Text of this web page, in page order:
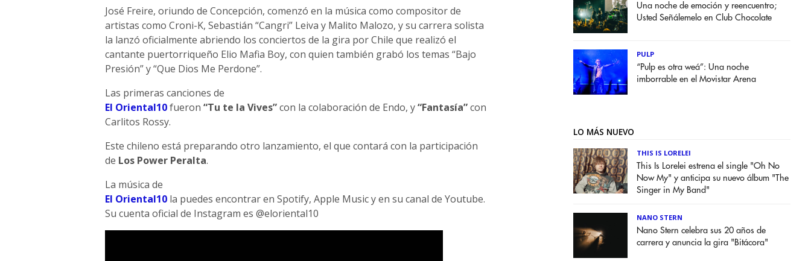
José Freire, oriundo de Concepción, comenzó en la música como compositor de
artistas como Croni-K, Sebastián “Cangri” Leiva y Malito Malozo, y su carrera solista
la lanzó oficialmente abriendo los conciertos de la gira por Chile que realizó el
cantante puertorriqueño Elio Mafia Boy, con quien también grabó los temas “Bajo
Presión” y “Que Dios Me Perdone”.
Las primeras canciones de
El Oriental10fueron “Tu te la Vives”con la colaboración de Endo, y“Fantasía”con
Carlitos Rossy.
Este chileno está preparando otro lanzamiento, el que contará con la participación
de Los Power Peralta.
La música de
El Oriental10la puedes encontrar en Spotify, Apple Music y en su canal de Youtube.
Su cuenta oficial de Instagram es @eloriental10
Una noche de emoción y reencuentro;
Usted Señálemelo en Club Chocolate
PULP
“Pulp es otra weá”: Una noche
imborrable en el Movistar Arena
LO MÁS NUEVO
THIS IS LORELEI
This Is Lorelei estrena el single "Oh No
Now My" y anticipa su nuevo álbum "The
Singer in My Band"
NANO STERN
Nano Stern celebra sus 20 años de
carrera y anuncia la gira "Bitácora"